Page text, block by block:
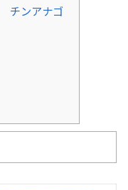
チンアナゴ